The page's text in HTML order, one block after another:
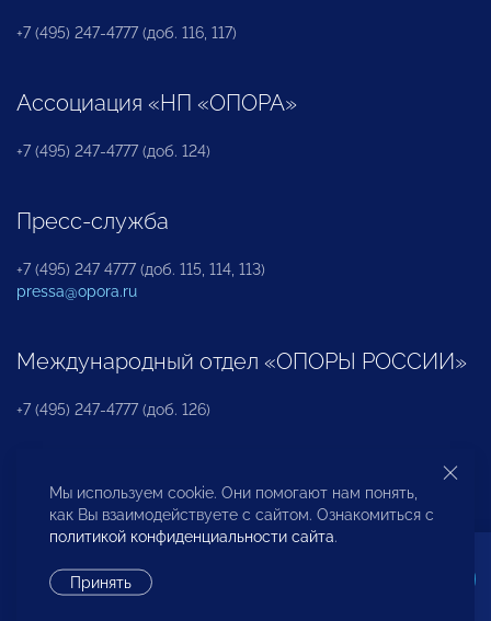
+7 (495) 247-4777 (доб. 116, 117)
Ассоциация «НП «ОПОРА»
+7 (495) 247-4777 (доб. 124)
Пресс-служба
+7 (495) 247 4777 (доб. 115, 114, 113)
pressa@opora.ru
Международный отдел «ОПОРЫ РОССИИ»
+7 (495) 247-4777 (доб. 126)
Бюро по защите прав предпринимателей и
инвесторов
Мы используем cookie. Они помогают нам понять,
как Вы взаимодействуете с сайтом. Ознакомиться с
политикой конфиденциальности сайта.
Принять